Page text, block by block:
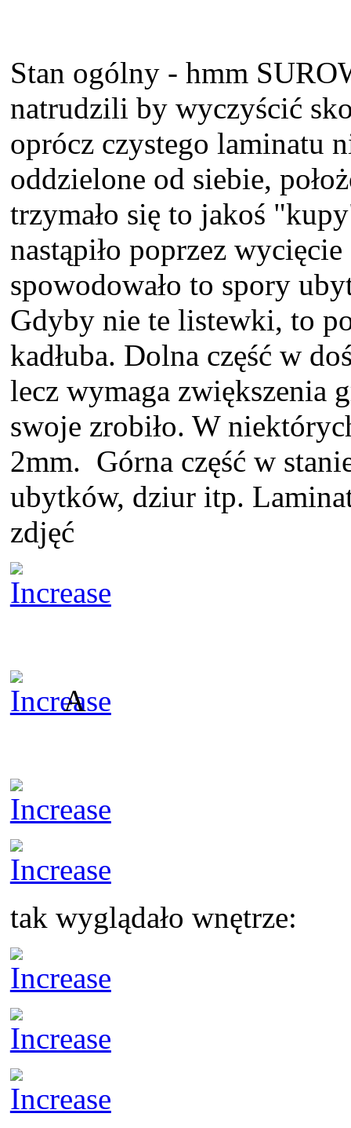
Stan ogólny - hmm
natrudzili by wyczyścić
oprócz czystego laminatu
oddzielone od siebie,
trzymało się to jakoś
nastąpiło poprzez
spowodowało to spory
Gdyby nie te listewki, to
kadłuba. Dolna część w
lecz wymaga zwiększenia
swoje zrobiło. W
2mm. Górna część w
ubytków, dziur itp.
zdjęć
A
tak wyglądało wnętrze: